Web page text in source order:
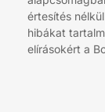
értesítés
hibákat
elírásokért a